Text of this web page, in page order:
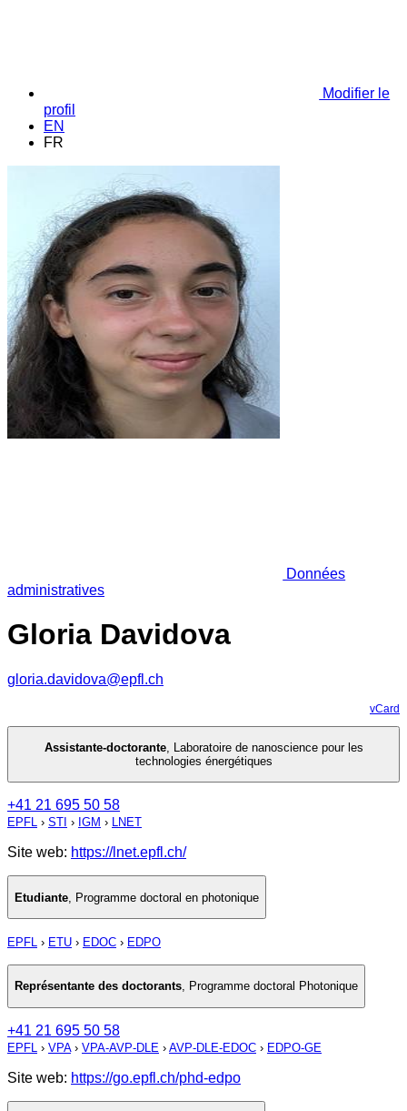
Modifier le
profil
EN
FR
Données
administratives
Gloria Davidova
gloria.davidova@epfl.ch
vCard
Assistante-doctorante, Laboratoire de nanoscience pour les
technologies énergétiques
+41 21 695 50 58
EPFL › STI › IGM › LNET
Site web: https://lnet.epfl.ch/
Etudiante Programme doctoral en photonique
EPFL › ETU › EDOC › EDPO
Représentante des doctorants, Programme doctoral Photonique
+41 21 695 50 58
EPFL › VPA› VPA-AVP-DLE › AVP-DLE-EDOC › EDPO-GE
Site web: https://go.epfl.ch/phd-edpo